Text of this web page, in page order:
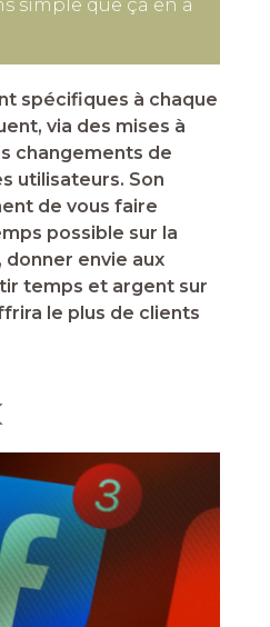
simple que ça en a
spécifiques à chaque
via des mises à
changements de
utilisateurs. Son
de vous faire
possible sur la
envie aux
temps et argent sur
le plus de clients